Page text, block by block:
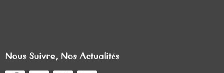
Nous Suivre, Nos Actualités